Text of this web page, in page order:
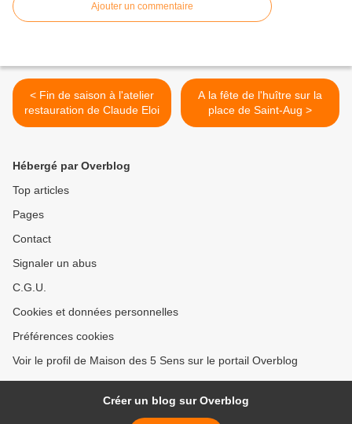
Ajouter un commentaire
< Fin de saison à l'atelier
restauration de Claude Eloi
A la fête de l'huître sur la
place de Saint-Aug >
Hébergé par Overblog
Top articles
Pages
Contact
Signaler un abus
C.G.U.
Cookies et données personnelles
Préférences cookies
Voir le profil de Maison des 5 Sens sur le portail Overblog
Créer un blog sur Overblog